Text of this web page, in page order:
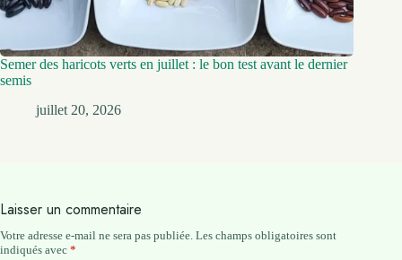
Semer des haricots verts en juillet : le bon test avant le dernier
semis
juillet 20, 2026
Laisser un commentaire
Votre adresse e-mail ne sera pas publiée. Les champs obligatoires sont
indiqués avec *